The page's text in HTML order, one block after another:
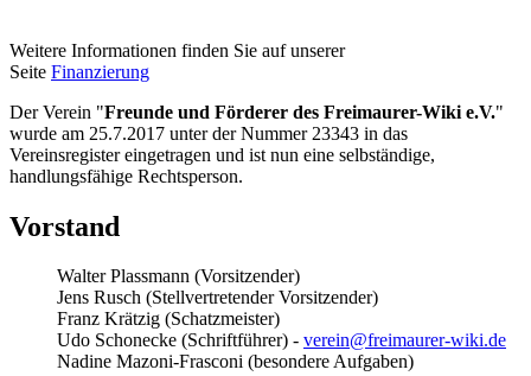
Weitere Informationen finden Sie auf unserer
Seite Finanzierung
Der Verein "Freunde und Förderer des Freimaurer-Wiki e.V."
wurde am 25.7.2017 unter der Nummer 23343 in das
Vereinsregister eingetragen und ist nun eine selbständige,
handlungsfähige Rechtsperson.
Vorstand
Walter Plassmann (Vorsitzender)
Jens Rusch (Stellvertretender Vorsitzender)
Franz Krätzig (Schatzmeister)
Udo Schonecke (Schriftführer) - verein@freimaurer-wiki.de
Nadine Mazoni-Frasconi (besondere Aufgaben)